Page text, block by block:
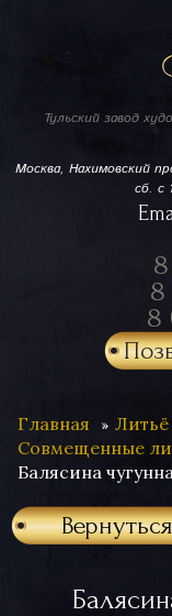
Тульский завод
Москва, Нахимовский
сб. с
8
8
Главная
Литьё
Совмещенные
Балясина